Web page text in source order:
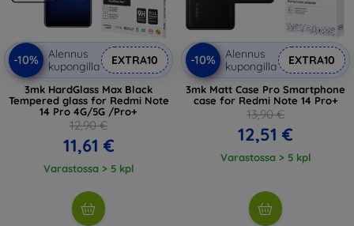
-10%
Alennus
kupongilla
EXTRA10
3mk HardGlass Max Black
Tempered glass for Redmi Note
14 Pro 4G/5G /Pro+
12,90 €
11,61 €
Varastossa > 5 kpl
-10%
Alennus
kupongilla
EXTRA10
3mk Matt Case Pro Smartphone
case for Redmi Note 14 Pro+
13,90 €
12,51 €
Varastossa > 5 kpl